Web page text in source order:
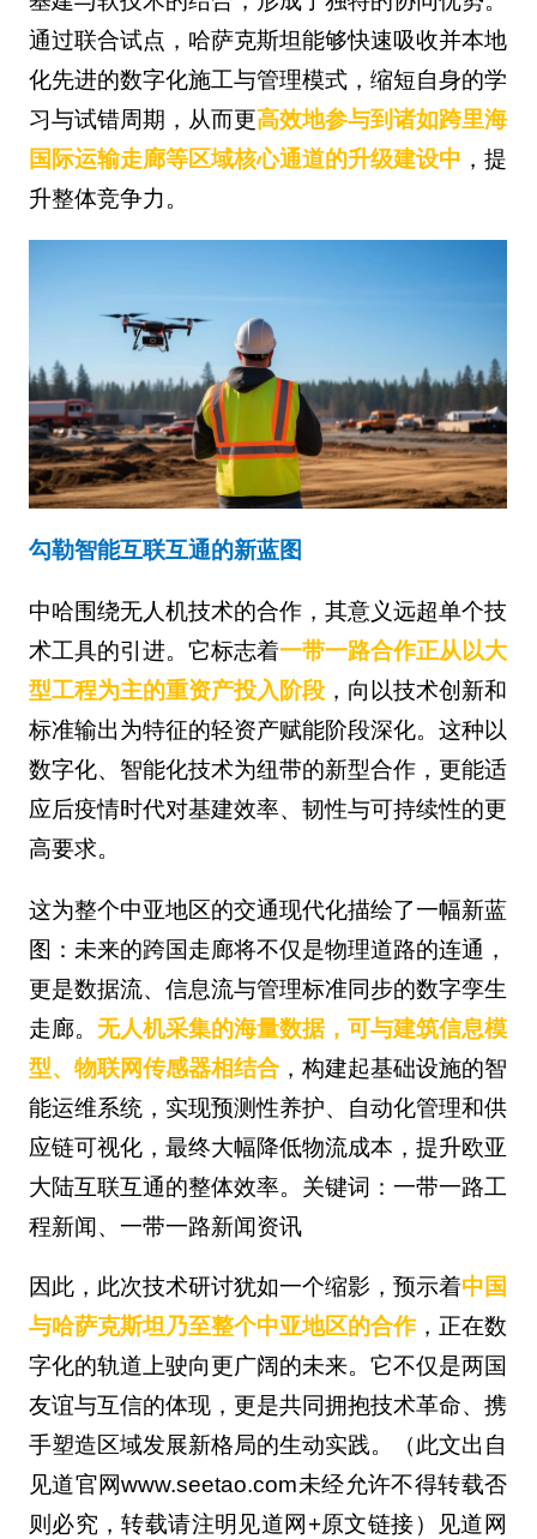
通过联合试点，哈萨克斯坦能够快速吸收并本地
化先进的数字化施工与管理模式，缩短自身的学
习与试错周期，从而更高效地参与到诸如跨里海
国际运输走廊等区域核心通道的升级建设中 ，提
升整体竞争力。
勾勒智能互联互通的新蓝图
中哈围绕无人机技术的合作，其意义远超单个技
术工具的引进。它标志着一带一路合作正从以大
型工程为主的重资产投入阶段，向以技术创新和
标准输出为特征的轻资产赋能阶段深化。这种以
数字化、智能化技术为纽带的新型合作，更能适
应后疫情时代对基建效率、韧性与可持续性的更
高要求。
这为整个中亚地区的交通现代化描绘了一幅新蓝
图：未来的跨国走廊将不仅是物理道路的连通，
更是数据流、信息流与管理标准同步的数字孪生
走廊。 无人机采集的海量数据，可与建筑信息模
型、物联网传感器相结合，构建起基础设施的智
能运维系统，实现预测性养护、自动化管理和供
应链可视化，最终大幅降低物流成本，提升欧亚
大陆互联互通的整体效率。关键词：一带一路工
程新闻、一带一路新闻资讯
因此，此次技术研讨犹如一个缩影，预示着中国
与哈萨克斯坦乃至整个中亚地区的合作，正在数
字化的轨道上驶向更广阔的未来。它不仅是两国
友谊与互信的体现，更是共同拥抱技术革命、携
手塑造区域发展新格局的生动实践。（此文出自
见道官网www.seetao.com未经允许不得转载否
则必究，转载请注明见道网+原文链接）见道网